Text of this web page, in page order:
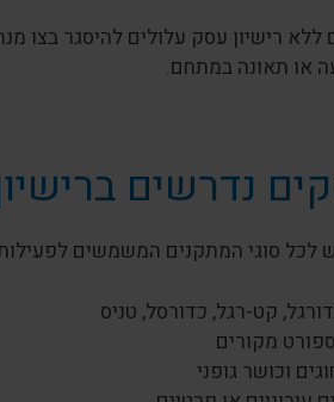
רישיון עסק עלולים להיסגר בצו
או תאונה במתחם.
נדרשים
לכל סוגי המתקנים המשמשים
קט-רגל, כדורסל, טניס
מקורים
וכושר גופני